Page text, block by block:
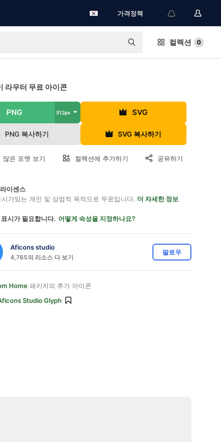
가격정책
컬렉션 0
라우터 무료 아이콘
PNG 512px SVG
PNG 복사하기 SVG 복사하기
많은 포맷 보기 컬렉션에 추가하기 공유하기
이센스
가있는 개인 및 상업적 목적으로 무료입니다. 더 자세한 정보
시가 필요합니다. 어떻게 속성을 지정하나요?
Aficons studio
4,765의 리소스 다 보기
팔로우
Home 패키지의 추가 아이콘
Studio Glyph